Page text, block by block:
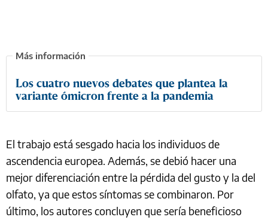
Los cuatro nuevos debates que plantea la
variante ómicron frente a la pandemia
El trabajo está sesgado hacia los individuos de
ascendencia europea. Además, se debió hacer una
mejor diferenciación entre la pérdida del gusto y la del
olfato, ya que estos síntomas se combinaron. Por
último, los autores concluyen que sería beneficioso